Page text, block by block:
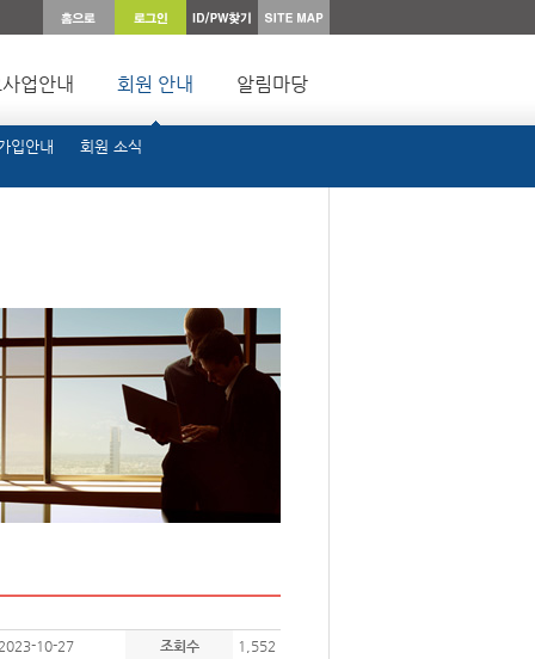
업안내 회원 안내
입안내 회원 소식
알림마당
2023-10-27 조회수 1,552